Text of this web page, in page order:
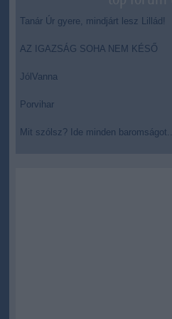
Tanár Úr gyere, mindjárt lesz Lillád!
AZ IGAZSÁG SOHA NEM KÉSŐ
JólVanna
Porvihar
Mit szólsz? Ide minden baromságot...